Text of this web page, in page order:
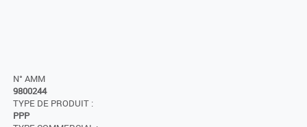
N° AMM
9800244
TYPE DE PRODUIT :
PPP